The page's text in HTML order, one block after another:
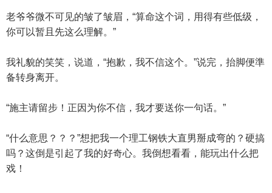
老爷爷微不可见的皱了皱眉，“算命这个词，用得有些低级，
你可以暂且先这么理解。”
我礼貌的笑笑，说道，“抱歉，我不信这个。”说完，抬脚便準
备转身离开。
“施主请留步！正因为你不信，我才要送你一句话。”
“什么意思？？？”想把我一个理工钢铁大直男掰成弯的？硬搞
吗？这倒是引起了我的好奇心。我倒想看看，能玩出什么把
戏！